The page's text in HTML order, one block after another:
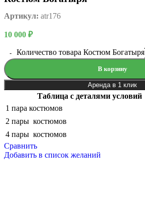
Артикул: atr176
10 000 ₽
Количество товара Костюм Богатыря
В корзину
Аренда в 1 клик
Таблица с деталями условий
1 пара костюмов
2 пары костюмов
4 пары костюмов
Сравнить
Добавить в список желаний